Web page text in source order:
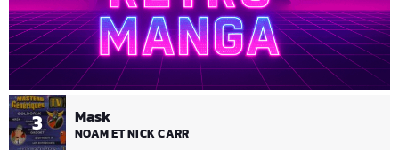
3 Mask
NOAM ET NICK CARR